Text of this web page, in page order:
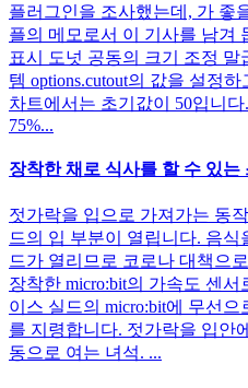
플러그인을 조사했는데, 가 좋
플의 메모로서 이 기사를 남겨
표시 도넛 공동의 크기 조정
템 options.cutout의 값을 설정
차트에서는 초기값이 50입니
75%...
장착한 채로 식사를 할 수 있는
젓가락을 입으로 가져가는 동
드의 입 부분이 열립니다. 음
드가 열리므로 코로나 대책으
장착한 micro:bit의 가속도 센
이스 실드의 micro:bit에 무선
를 지령합니다. 젓가락을 입안
동으로 여는 녀석. ...